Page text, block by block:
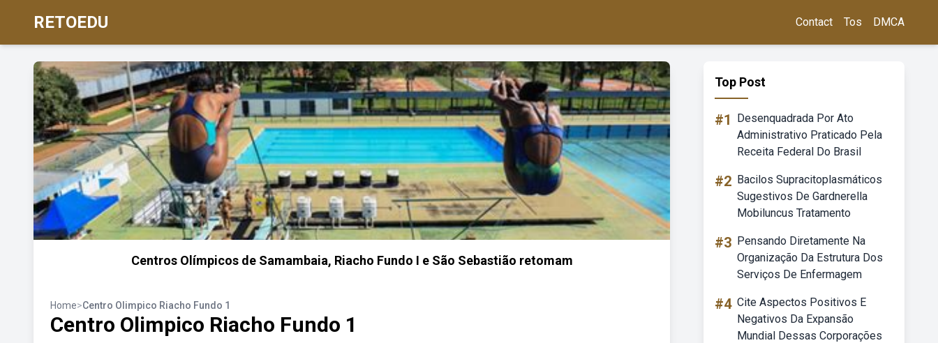
RETOEDU Contact Tos DMCA
Centros Olímpicos de Samambaia, Riacho Fundo I e São Sebastião retomam
Home>Centro Olimpico Riacho Fundo 1
Centro Olimpico Riacho Fundo 1
Top Post
#1
Desenquadrada Por Ato
Administrativo Praticado Pela
Receita Federal Do Brasil
#2 Bacilos Supracitoplasmáticos
Sugestivos De Gardnerella
Mobiluncus Tratamento
#3 Pensando Diretamente Na
Organização Da Estrutura Dos
Serviços De Enfermagem
#4 Cite Aspectos Positivos E
Negativos Da Expansão
Mundial Dessas Corporações